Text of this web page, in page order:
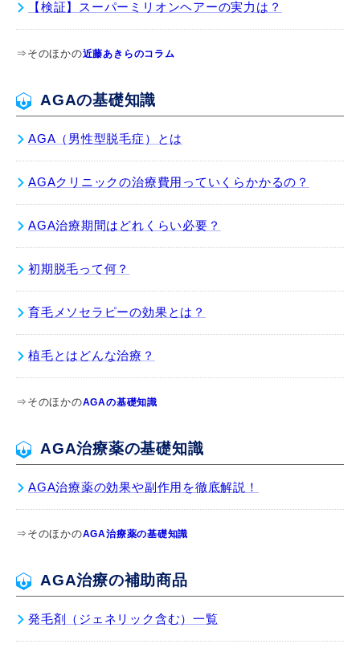
【検証】スーパーミリオンヘアーの実力は？
⇒そのほかの近藤あきらのコラム
AGAの基礎知識
AGA（男性型脱毛症）とは
AGAクリニックの治療費用っていくらかかるの？
AGA治療期間はどれくらい必要？
初期脱毛って何？
育毛メソセラピーの効果とは？
植毛とはどんな治療？
⇒そのほかのAGAの基礎知識
AGA治療薬の基礎知識
AGA治療薬の効果や副作用を徹底解説！
⇒そのほかのAGA治療薬の基礎知識
AGA治療の補助商品
発毛剤（ジェネリック含む）一覧